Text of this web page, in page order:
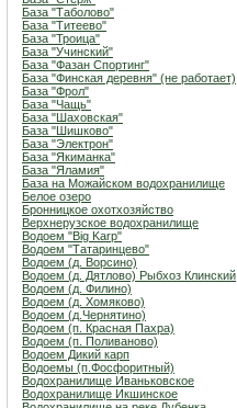
База "Таболово"
База "Титеево"
База "Троица"
База "Учинский"
База "Фазан Спортинг"
База "Финская деревня" (не работает)
База "Фрол"
База "Чащь"
База "Шаховская"
База "Шишково"
База "Электрон"
База "Якиманка"
База "Яламия"
База на Можайском водохранилище
Белое озеро
Бронницкое охотхозяйство
Верхнерузское водохранилище
Водоем "Big Karp"
Водоем "Татаринцево"
Водоем (д. Ворсино)
Водоем (д. Дятлово) Рыбхоз Клинский
Водоем (д. Филино)
Водоем (д. Хомяково)
Водоем (д.Чернятино)
Водоем (п. Красная Пахра)
Водоем (п. Поливаново)
Водоем Дикий карп
Водоемы (п.Фосфоритный)
Водохранилище Иваньковское
Водохранилище Икшинское